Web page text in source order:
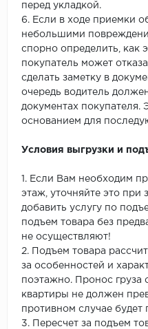
перед укладкой.
6. Если в ходе приемки
небольшими
спорно определить, как
покупатель может
сделать заметку в
очередь водитель
документах покупателя.
основанием для
Условия выгрузки и
1. Если Вам необходим
этаж, уточняйте это при
добавить услугу по
подъем товара без
не осуществляют!
2. Подъем товара
за особенностей и
поэтажно. Пронос
квартиры не должен
противном случае будет
3. Пересчет за подъем